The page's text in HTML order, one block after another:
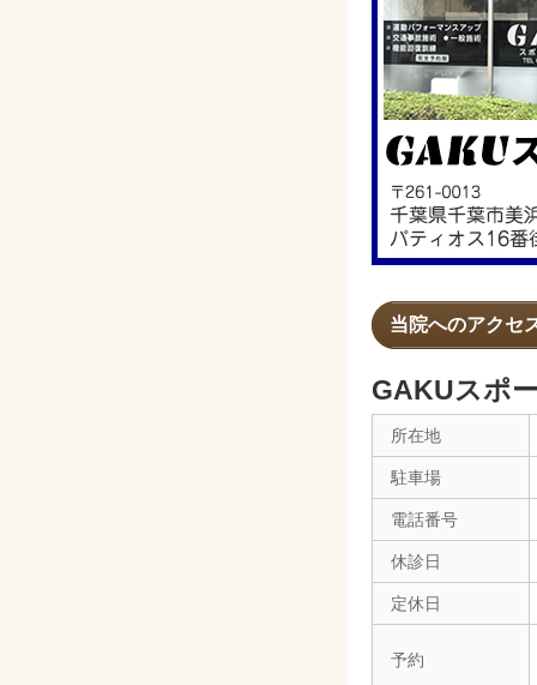
当院へのアクセ
GAKUスポ
所在地
駐車場
電話番号
休診日
定休日
予約